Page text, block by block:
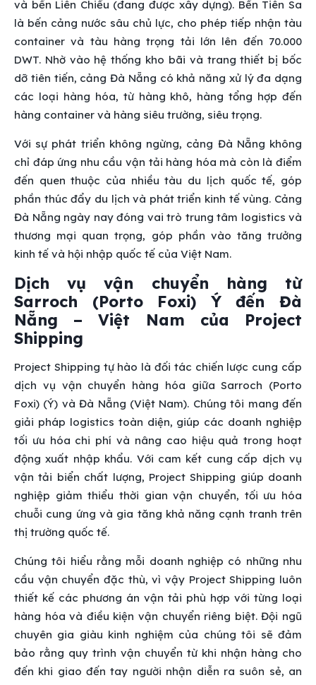
và bến Liên Chiểu (đang được xây dựng). Bến Tiên Sa
là bến cảng nước sâu chủ lực, cho phép tiếp nhận tàu
container và tàu hàng trọng tải lớn lên đến 70.000
DWT. Nhờ vào hệ thống kho bãi và trang thiết bị bốc
dỡ tiên tiến, cảng Đà Nẵng có khả năng xử lý đa dạng
các loại hàng hóa, từ hàng khô, hàng tổng hợp đến
hàng container và hàng siêu trường, siêu trọng.
Với sự phát triển không ngừng, cảng Đà Nẵng không
chỉ đáp ứng nhu cầu vận tải hàng hóa mà còn là điểm
đến quen thuộc của nhiều tàu du lịch quốc tế, góp
phần thúc đẩy du lịch và phát triển kinh tế vùng. Cảng
Đà Nẵng ngày nay đóng vai trò trung tâm logistics và
thương mại quan trọng, góp phần vào tăng trưởng
kinh tế và hội nhập quốc tế của Việt Nam.
Dịch vụ vận chuyển hàng từ
Sarroch (Porto Foxi) Ý đến Đà
Nẵng – Việt Nam của Project
Shipping
Project Shipping tự hào là đối tác chiến lược cung cấp
dịch vụ vận chuyển hàng hóa giữa Sarroch (Porto
Foxi) (Ý) và Đà Nẵng (Việt Nam). Chúng tôi mang đến
giải pháp logistics toàn diện, giúp các doanh nghiệp
tối ưu hóa chi phí và nâng cao hiệu quả trong hoạt
động xuất nhập khẩu. Với cam kết cung cấp dịch vụ
vận tải biển chất lượng, Project Shipping giúp doanh
nghiệp giảm thiểu thời gian vận chuyển, tối ưu hóa
chuỗi cung ứng và gia tăng khả năng cạnh tranh trên
thị trường quốc tế.
Chúng tôi hiểu rằng mỗi doanh nghiệp có những nhu
cầu vận chuyển đặc thù, vì vậy Project Shipping luôn
thiết kế các phương án vận tải phù hợp với từng loại
hàng hóa và điều kiện vận chuyển riêng biệt. Đội ngũ
chuyên gia giàu kinh nghiệm của chúng tôi sẽ đảm
bảo rằng quy trình vận chuyển từ khi nhận hàng cho
đến khi giao đến tay người nhận diễn ra suôn sẻ, an